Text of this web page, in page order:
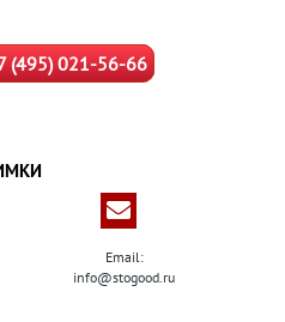
(495) 021-56-66
Email:
info@stogood.ru